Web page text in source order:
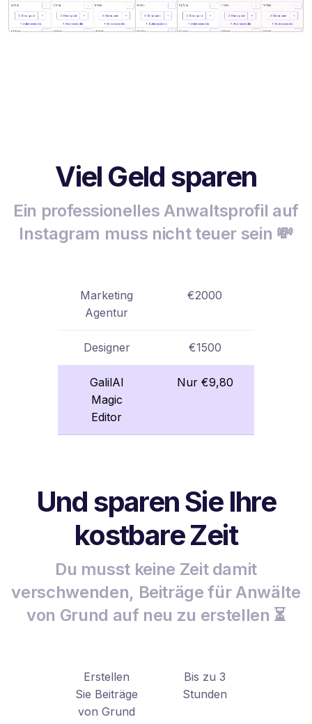
Viel Geld sparen
Ein professionelles Anwaltsprofil auf
Instagram muss nicht teuer sein 💸
Marketing
Agentur
€2000
Designer €1500
GalilAI
Magic
Editor
Nur €9,80
Und sparen Sie Ihre
kostbare Zeit
Du musst keine Zeit damit
verschwenden, Beiträge für Anwälte
von Grund auf neu zu erstellen ⏳
Erstellen
Sie Beiträge
von Grund
Bis zu 3
Stunden